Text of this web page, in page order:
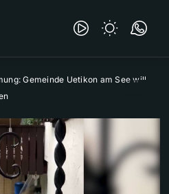
Gemeinde Uetikon am See will